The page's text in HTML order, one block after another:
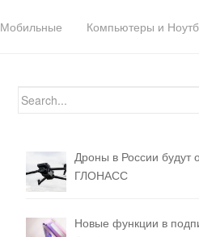
Мобильные Компьютеры и
Search for:
Дроны в России будут
ГЛОНАСС
Новые функции в